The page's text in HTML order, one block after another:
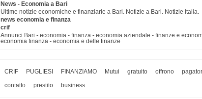
News - Economia a Bari
Ultime notizie economiche e finanziarie a Bari. Notizie a Bari. Notizie Italia.
news economia e finanza
crif
Annunci Bari - economia - finanza - economia aziendale - finanze e
economia finanza - economia e delle finanze
CRIF PUGLIESI FINANZIAMO Mutui gratuito offrono
contatto
prestito business